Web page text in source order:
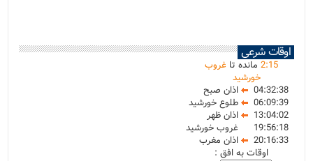
اوقات شرعی
2:15 مانده تاغروب
خورشید
04:32:38
اذان صبح
06:09:39
طلوع خورشید
13:04:02
اذان ظهر
19:56:18
غروب خورشید
20:16:33
اذان مغرب
اوقات به افق :